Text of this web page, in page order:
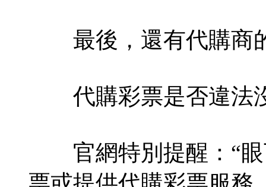
最後，還有代購商
代購彩票是否違法
官網特別提醒：“眼